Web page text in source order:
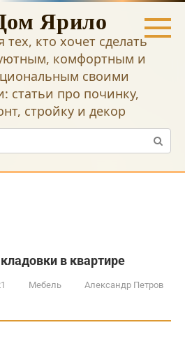
Ярило
тех, кто хочет сделать
комфортным и
своими
статьи про починку,
стройку и декор
в квартире
Мебель Александр Петров